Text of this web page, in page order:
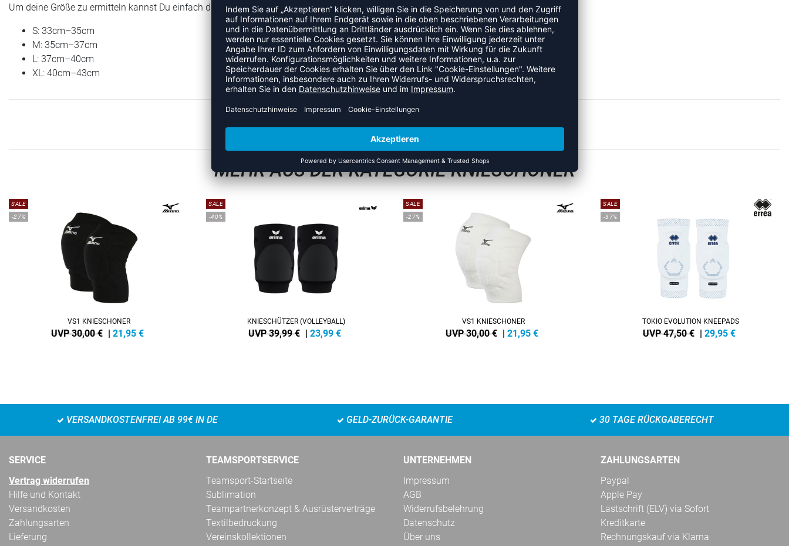
Um deine Größe zu ermitteln kannst Du einfach den Umfang deines Knies im leicht gebeugten Zustand messen.
S: 33cm–35cm
M: 35cm–37cm
L: 37cm–40cm
XL: 40cm–43cm
ZULETZT ANGESEHEN
MEHR AUS DER KATEGORIE KNIESCHONER
SALE
-27%
VS1 KNIESCHONER
UVP 30,00 € 21,95 €
SALE
-40%
KNIESCHÜTZER (VOLLEYBALL)
UVP 39,99 € 23,99 €
SALE
-27%
VS1 KNIESCHONER
UVP 30,00 € 21,95 €
SALE
-37%
TOKIO EVOLUTION KNEEPADS
UVP 47,50 € 29,95 €
VERSANDKOSTENFREI AB 99€ IN DE GELD-ZURÜCK-GARANTIE 30 TAGE RÜCKGABERECHT
SERVICE
Vertrag widerrufen
Hilfe und Kontakt
Versandkosten
Zahlungsarten
Lieferung
TEAMSPORTSERVICE
Teamsport-Startseite
Sublimation
Teampartnerkonzept & Ausrüsterverträge
Textilbedruckung
Vereinskollektionen
UNTERNEHMEN
Impressum
AGB
Widerrufsbelehrung
Datenschutz
Über uns
ZAHLUNGSARTEN
Paypal
Apple Pay
Lastschrift (ELV) via Sofort
Kreditkarte
Rechnungskauf via Klarna